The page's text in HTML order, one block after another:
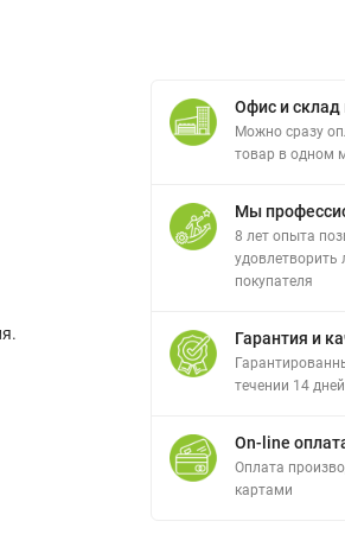
Офис и склад
Можно сразу
товар в одном
Мы
8 лет опыта
удовлетворить
покупателя
Гарантия и
течении 14 дней
On-line
Оплата
картами